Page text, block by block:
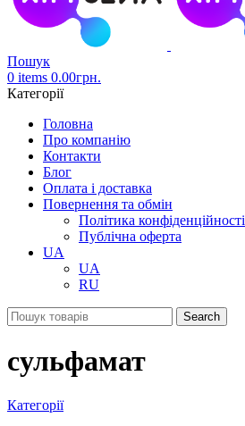
Пошук
0 items 0.00грн.
Категорії
Головна
Про компанію
Контакти
Блог
Оплата і доставка
Повернення та обмін
Політика конфіденційності
Публічна оферта
UA
UA
RU
Search
сульфамат
Категорії